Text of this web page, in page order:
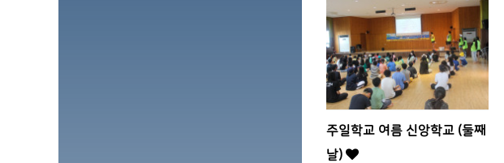
주일학교 여름 신앙학교 (둘째
날)